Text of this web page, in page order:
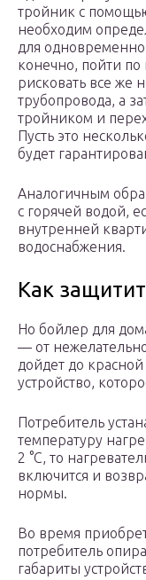
тройник с
необходим
для
конечно, пойти по
рисковать все же
трубопровода, а
тройником и
Пусть это
будет
Аналогичным
с горячей водой,
внутренней
водоснабжения.
Как
Но бойлер для
— от
дойдет до
устройство,
Потребитель
температуру
2 °C, то
включится и
нормы.
Во время
потребитель
габариты